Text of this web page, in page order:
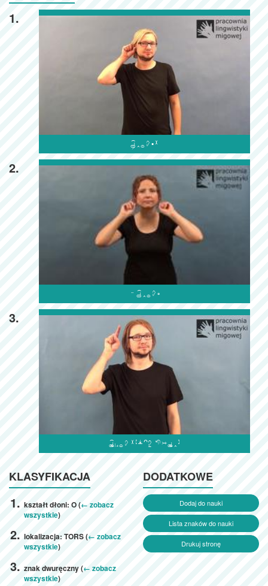
1.

2.

3.

KLASYFIKACJA
kształt dłoni: O (← zobacz
wszystkie)
lokalizacja: TORS (← zobacz
wszystkie)
znak dwuręczny (← zobacz
wszystkie)
DODATKOWE
Dodaj do nauki
Lista znaków do nauki
Drukuj stronę